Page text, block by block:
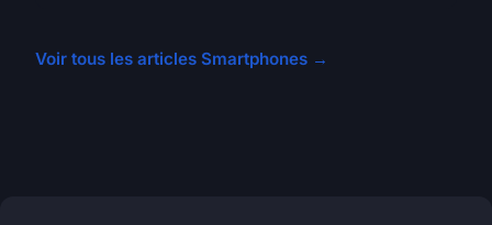
Voir tous les articles Smartphones →